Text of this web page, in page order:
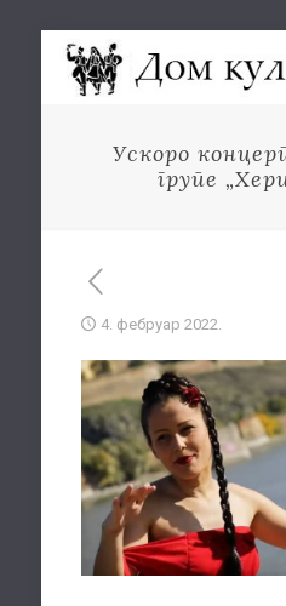
Ускоро
групе
4. фебруар 2022.